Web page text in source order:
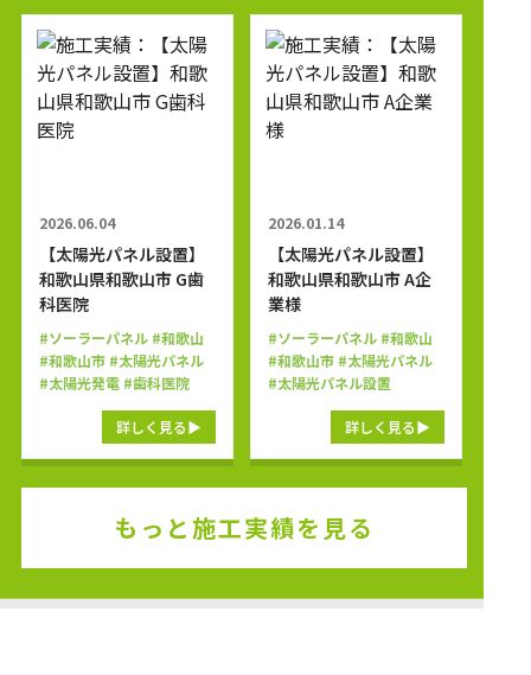
2026.06.04
【太陽光パネル設置】
和歌山県和歌山市 G歯
科医院
#ソーラーパネル #和歌山
#和歌山市 #太陽光パネル
#太陽光発電 #歯科医院
詳しく見る
2026.01.14
【太陽光パネル設置】
和歌山県和歌山市 A企
業様
#ソーラーパネル #和歌山
#和歌山市 #太陽光パネル
#太陽光パネル設置
詳しく見る
もっと施工実績を見る